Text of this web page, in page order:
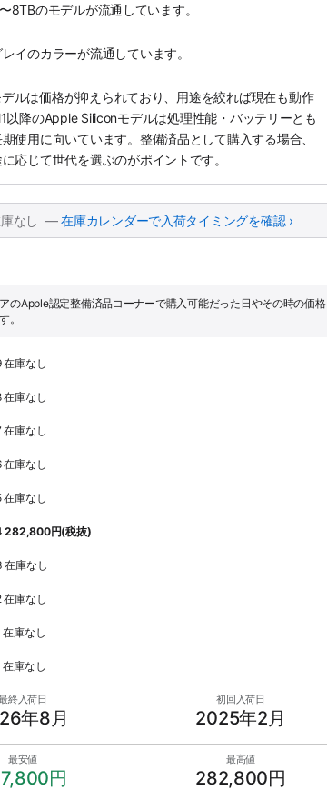
8TBのモデルが流通しています。
イのカラーが流通しています。
ルは価格が抑えられており、用途を絞れば現在も動作
以降のApple Siliconモデルは処理性能・バッテリーとも
使用に向いています。整備済品として購入する場合、
応じて世代を選ぶのがポイントです。
庫なし —在庫カレンダーで入荷タイミングを確認 ›
のApple認定整備済品コーナーで購入可能だった日やその時の価格
。
在庫なし
在庫なし
在庫なし
在庫なし
在庫なし
282,800円(税抜)
在庫なし
在庫なし
在庫なし
在庫なし
終入荷日
年8月
初回入荷日
2025年2月
最安値
円
最高値
282,800円